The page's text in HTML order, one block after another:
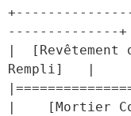
--------------+
|
Rempli]   |
|    [Mortier